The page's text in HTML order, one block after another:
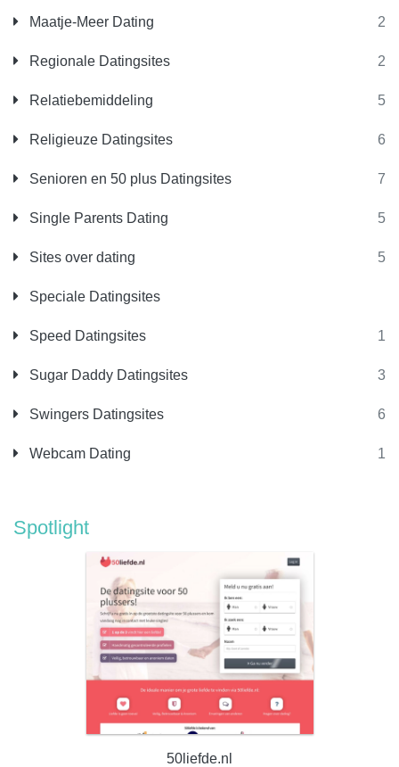
Maatje-Meer Dating 2
Regionale Datingsites 2
Relatiebemiddeling 5
Religieuze Datingsites 6
Senioren en 50 plus Datingsites 7
Single Parents Dating 5
Sites over dating 5
Speciale Datingsites
Speed Datingsites 1
Sugar Daddy Datingsites 3
Swingers Datingsites 6
Webcam Dating 1
Spotlight
50liefde.nl